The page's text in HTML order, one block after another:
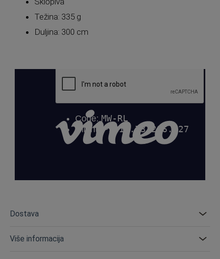
Težina: 335 g
Duljina: 300 cm
Dostava
Više informacija